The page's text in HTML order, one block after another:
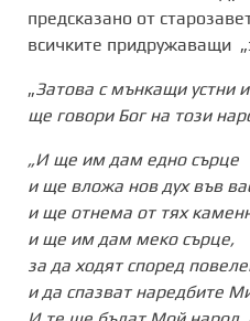
предсказано от
всичките придружаващи
„Затова с мънкащи устни
ще говори Бог на този
„И ще им дам едно сърце
и ще вложа нов дух във
и ще отнема от тях
и ще им дам меко сърце,
за да ходят според
и да спазват наредбите